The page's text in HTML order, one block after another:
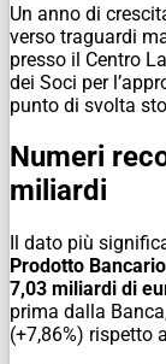
Un anno di
verso traguardi
presso il Centro
dei Soci per
punto di svolta
​Numeri
miliardi
​Il dato più
Prodotto
7,03 miliardi di
prima dalla
(+7,86%) rispetto